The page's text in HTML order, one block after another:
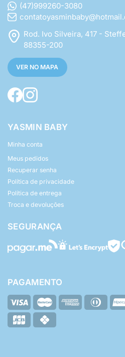
(47)999260-3080
Rod. Ivo Silveira, 417 -
88355-200
VER NO MAPA
YASMIN BABY
Minha conta
Meus pedidos
Recuperar senha
Política de privacidade
Política de entrega
Troca e devoluções
SEGURANÇA
PAGAMENTO